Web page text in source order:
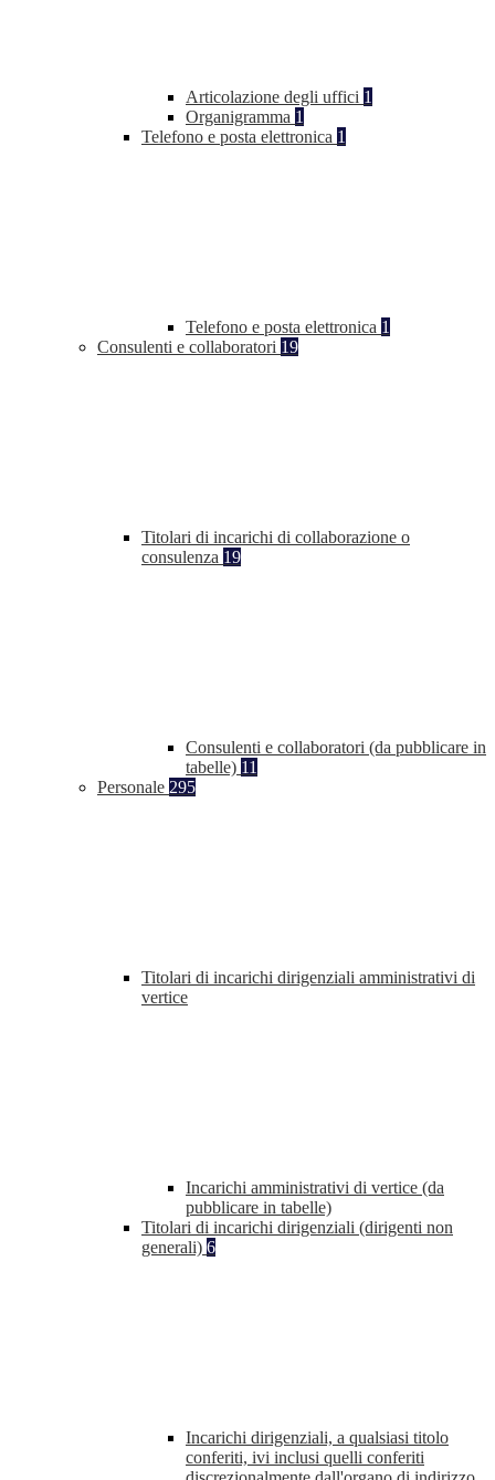
Articolazione degli uffici 1
Organigramma 1
Telefono e posta elettronica 1
Telefono e posta elettronica 1
Consulenti e collaboratori 19
Titolari di incarichi di collaborazione o
consulenza 19
Consulenti e collaboratori (da pubblicare in
tabelle) 11
Personale 295
Titolari di incarichi dirigenziali amministrativi di
vertice
Incarichi amministrativi di vertice (da
pubblicare in tabelle)
Titolari di incarichi dirigenziali (dirigenti non
generali) 6
Incarichi dirigenziali, a qualsiasi titolo
conferiti, ivi inclusi quelli conferiti